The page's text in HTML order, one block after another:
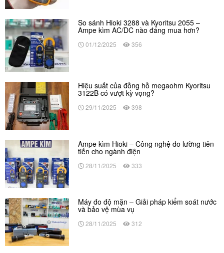
So sánh Hioki 3288 và Kyoritsu 2055 –
Ampe kìm AC/DC nào đáng mua hơn?
01/12/2025 356
Hiệu suất của đồng hồ megaohm Kyoritsu
3122B có vượt kỳ vọng?
29/11/2025 398
Ampe kìm Hioki – Công nghệ đo lường tiên
tiến cho ngành điện
28/11/2025 333
Máy đo độ mặn – Giải pháp kiểm soát nước
và bảo vệ mùa vụ
28/11/2025 312